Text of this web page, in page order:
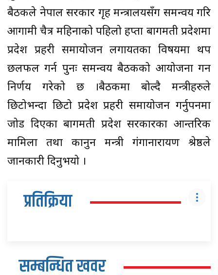
बैठकले नेपाल सरकार गृह मन्त्रालयसँग समन्वय गरि
आगामी चैत्र महिनाको पहिलो हप्ता बागमती प्रदेशमा
प्रदेश प्रहरी समायोजन लगायतका विषयमा थप
छलफल गर्न पुनः समन्वय बैठकको आयोजना गर्ने
निर्णय गरेको छ ।बैठकमा बोल्दै मन्त्रीहरुले
छिटोभन्दा छिटो प्रदेश प्रहरी समायोजन गर्नुपर्नेमा
जोड दिएका बागमती प्रदेश सरकारका आन्तरिक
मामिला तथा कानुन मन्त्री गंगानारायण श्रेष्ठले
जानकारी दिनुभयो ।
प्रतिक्रिया
सम्बन्धित खवर